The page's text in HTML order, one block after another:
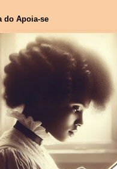
do Apoia-se